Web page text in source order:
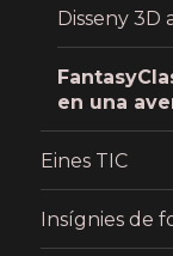
Disseny 3D
en una
Eines TIC
Insígnies de